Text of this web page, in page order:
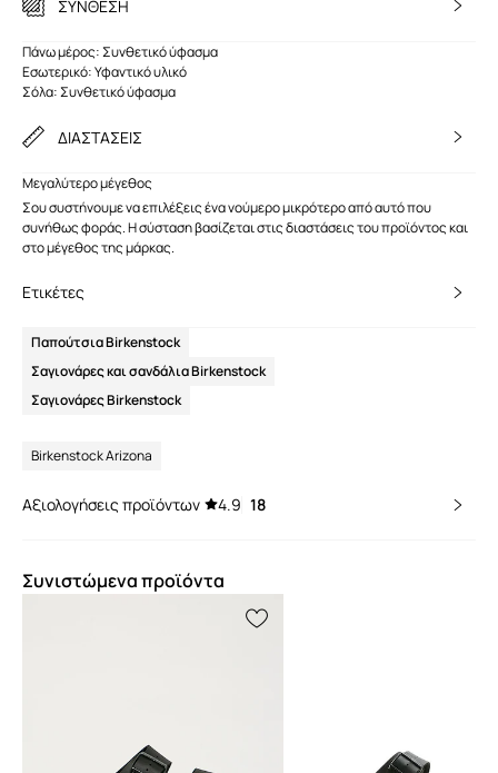
ΣΥΝΘΕΣΗ
Πάνω μέρος: Συνθετικό ύφασμα
Εσωτερικό: Υφαντικό υλικό
Σόλα: Συνθετικό ύφασμα
ΔΙΑΣΤΑΣΕΙΣ
Μεγαλύτερο μέγεθος
Σου συστήνουμε να επιλέξεις ένα νούμερο μικρότερο από αυτό που
συνήθως φοράς. Η σύσταση βασίζεται στις διαστάσεις του προϊόντος και
στο μέγεθος της μάρκας.
Ετικέτες
Παπούτσια Birkenstock
Σαγιονάρες και σανδάλια Birkenstock
Σαγιονάρες Birkenstock
Birkenstock Arizona
Αξιολογήσεις προϊόντων 4.9 18
Συνιστώμενα προϊόντα